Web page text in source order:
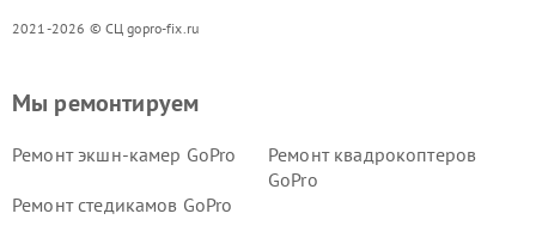
2021-2026 © СЦ gopro-fix.ru
Мы ремонтируем
Ремонт экшн-камер GoPro
Ремонт квадрокоптеров
GoPro
Ремонт стедикамов GoPro